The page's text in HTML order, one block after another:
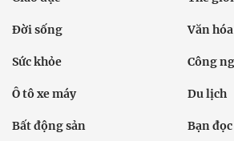
Đời sống Văn
Sức khỏe Công
Ô tô xe máy Du lịch
Bất động sản Bạn đọc